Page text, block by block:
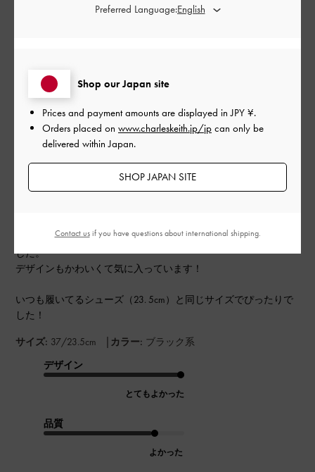
しにくい
オンラインショップで購入しました。
レザーシューズなどを履くと靴擦れしやすいので、一度試着し
てみてダメそうだったら返品しようと思っていました。
ーの金具が皮膚に当たらないよう設計されているので安心しま
した。
デザインもかわいくて気に入っています！
いつも履いてるシューズ（23. 5cm）と同じサイズでぴったりで
した！
サイズ: 37/23.5cm | カラー: ブラック系
デザイン
とてもよかった
品質
よかった
Shop our Japan site
Prices and payment amounts are displayed inJPY ¥.
Orders placed on www.charleskeith.jp/jp can only be
delivered within Japan.
SHOP JAPAN SITE
Preferred Language:
Contact usif you have questions about international shipping.